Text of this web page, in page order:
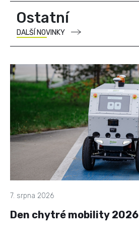
Ostatní
DALŠÍ NOVINKY
7. srpna 2026
Den chytré mobility 2026